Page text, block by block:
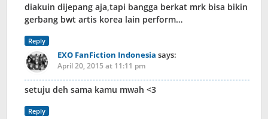
diakuin dijepang aja,tapi bangga berkat mrk bisa bikin
gerbang bwt artis korea lain perform…
Reply
EXO FanFiction Indonesia says:
April 20, 2015 at 11:11 pm
setuju deh sama kamu mwah <3
Reply